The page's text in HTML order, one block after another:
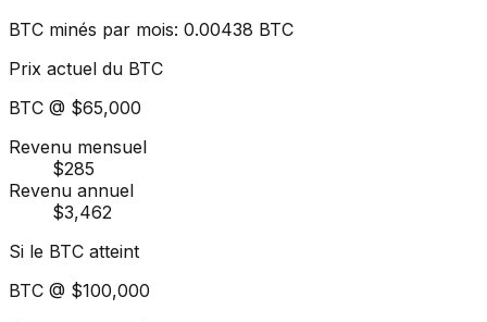
BTC minés par mois: 0.00438 BTC
Prix actuel du BTC
BTC @ $65,000
Revenu mensuel
$285
Revenu annuel
$3,462
Si le BTC atteint
BTC @ $100,000